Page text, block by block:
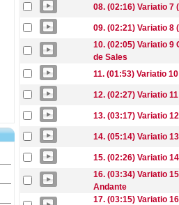
08. (02:16) Variatio 7
09. (02:21) Variatio 8
10. (02:05) Variatio 9
de Sales
11. (01:53) Variatio
12. (02:27) Variatio
13. (03:17) Variatio
14. (05:14) Variatio
15. (02:26) Variatio
16. (03:34) Variatio
Andante
17. (03:15) Variatio